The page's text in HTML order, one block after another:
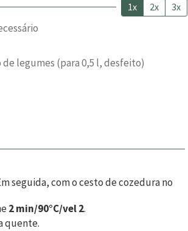
1x 2x 3x
legumes (para 0,5 l, desfeito)
seguida, com o cesto de cozedura no
2 min/90°C/vel 2.
quente.